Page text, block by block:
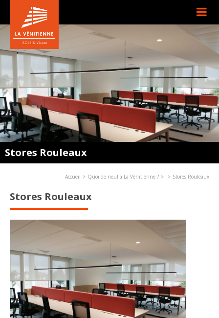
Stores Rouleaux
Accueil Quoi de neuf à La Vénitienne ? Stores Rouleaux
Stores Rouleaux